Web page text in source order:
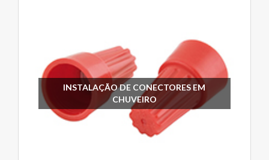
INSTALAÇÃO DE CONECTORES EM
CHUVEIRO